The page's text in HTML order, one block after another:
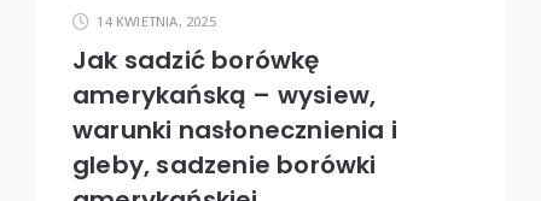
14 KWIETNIA, 2025
Jak sadzić borówkę
amerykańską – wysiew,
warunki nasłonecznienia i
gleby, sadzenie borówki